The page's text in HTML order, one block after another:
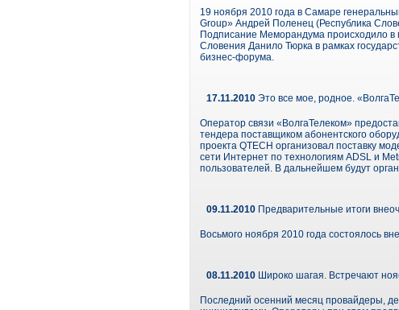
19 ноября 2010 года в Самаре
Group» Андрей Поленец (Республика
Подписание Меморандума происходило в
Словения Данило Тюрка в рамках
бизнес-форума.
17.11.2010 Это все мое, родное.
Оператор связи «ВолгаТелеком»
тендера поставщиком абонентского
проекта QTECH организовал поставку
сети Интернет по технологиям ADSL и
пользователей. В дальнейшем будут
09.11.2010 Предварительные итоги
Восьмого ноября 2010 года состоялось
08.11.2010 Широко шагая. Встречают
Последний осенний месяц провайдеры,